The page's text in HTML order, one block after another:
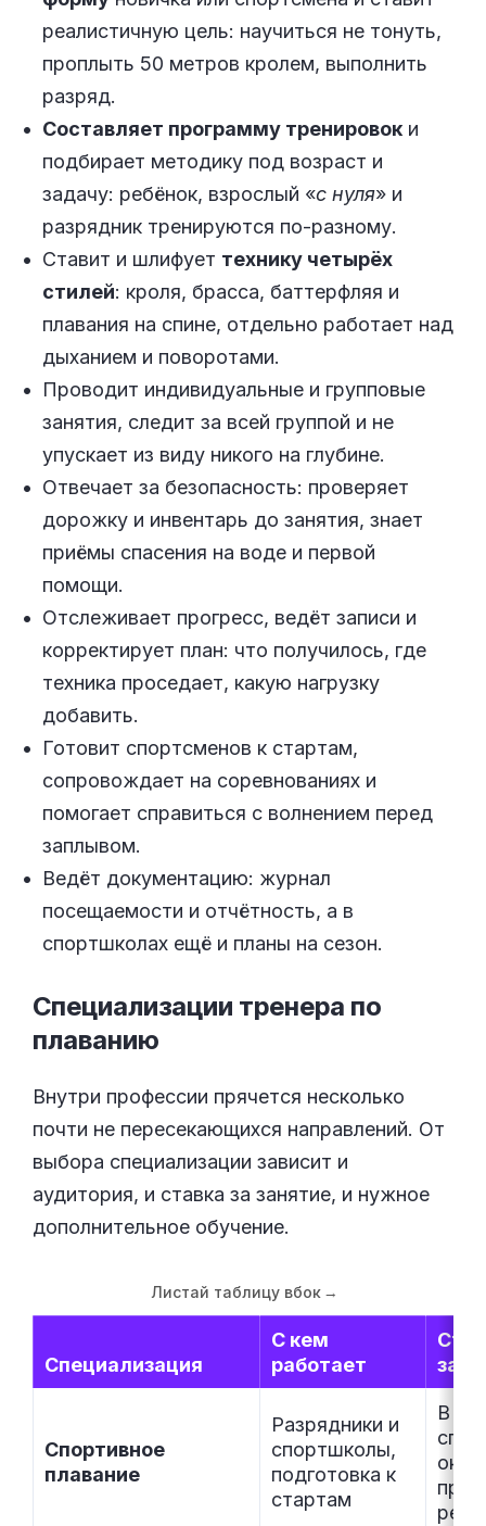
реалистичную цель: научиться не тонуть,
проплыть 50 метров кролем, выполнить
разряд.
Составляет программу тренировок и
подбирает методику под возраст и
задачу: ребёнок, взрослый «с нуля» и
разрядник тренируются по-разному.
Ставит и шлифует технику четырёх
стилей: кроля, брасса, баттерфляя и
плавания на спине, отдельно работает над
дыханием и поворотами.
Проводит индивидуальные и групповые
занятия, следит за всей группой и не
упускает из виду никого на глубине.
Отвечает за безопасность: проверяет
дорожку и инвентарь до занятия, знает
приёмы спасения на воде и первой
помощи.
Отслеживает прогресс, ведёт записи и
корректирует план: что получилось, где
техника проседает, какую нагрузку
добавить.
Готовит спортсменов к стартам,
сопровождает на соревнованиях и
помогает справиться с волнением перед
заплывом.
Ведёт документацию: журнал
посещаемости и отчётность, а в
спортшколах ещё и планы на сезон.
Специализации тренера по
плаванию
Внутри профессии прячется несколько
почти не пересекающихся направлений. От
выбора специализации зависит и
аудитория, и ставка за занятие, и нужное
дополнительное обучение.
Листай таблицу вбок →
Специализация
С кем
работает
Спортивное
плавание
Разрядники и
спортшколы,
подготовка к
стартам
В